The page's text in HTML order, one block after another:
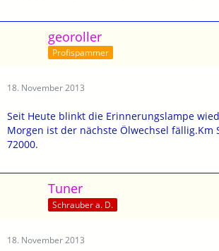
georoller
Profispammer
18. November 2013
Seit Heute blinkt die Erinnerungslampe
Morgen ist der nächste Ölwechsel fällig.Km
72000.
Tuner
Schrauber a. D.
18. November 2013